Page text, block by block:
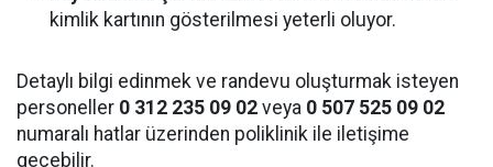
kimlik kartının gösterilmesi yeterli oluyor.
Detaylı bilgi edinmek ve randevu oluşturmak isteyen
personeller 0 312 235 09 02 veya 0 507 525 09 02
numaralı hatlar üzerinden poliklinik ile iletişime
geçebilir.